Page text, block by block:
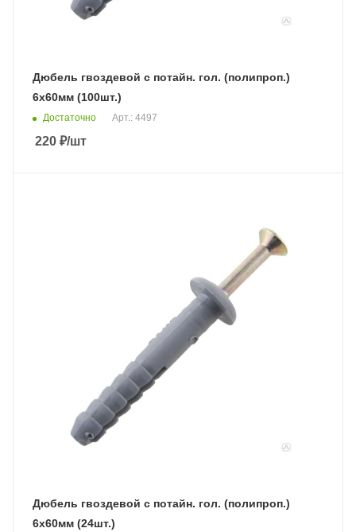
Дюбель гвоздевой с потайн. гол. (полипроп.)
6х60мм (100шт.)
Достаточно Арт.: 4497
220 ₽/шт
Дюбель гвоздевой с потайн. гол. (полипроп.)
6х60мм (24шт.)